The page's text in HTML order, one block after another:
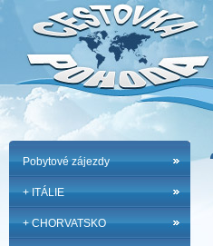
Pobytové zájezdy
+ ITÁLIE
+ CHORVATSKO